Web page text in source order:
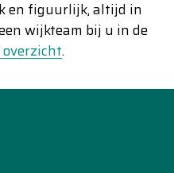
en figuurlijk, altijd in
wijkteam bij u in de
.